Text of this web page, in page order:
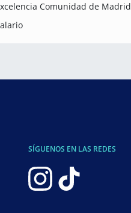
Comunidad de Madrid
SÍGUENOS EN LAS REDES